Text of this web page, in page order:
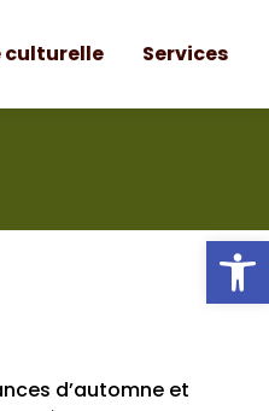
culturelle Services
d’automne et
culturelle Services